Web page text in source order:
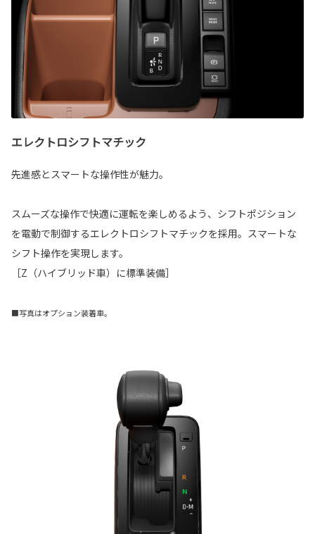
エレクトロシフトマチック
先進感とスマートな操作性が魅力。
スムーズな操作で快適に運転を楽しめるよう、シフトポジション
を電動で制御するエレクトロシフトマチックを採用。スマートな
シフト操作を実現します。
［Z（ハイブリッド車）に標準装備］
■写真はオプション装着車。